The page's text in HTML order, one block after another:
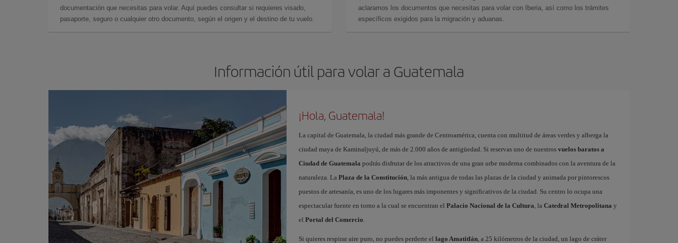
documentación que necesitas para volar. Aquí puedes consultar si requieres visado,
pasaporte, seguro o cualquier otro documento, según el origen y el destino de tu vuelo.
aclaramos los documentos que necesitas para volar con Iberia, así como los trámites
específicos exigidos para la migración y aduanas.
Información útil para volar a Guatemala
¡Hola, Guatemala!
La capital de Guatemala, la ciudad más grande de Centroamérica, cuenta con multitud de áreas verdes y alberga la
ciudad maya de Kaminaljuyú, de más de 2.000 años de antigüedad. Si reservas uno de nuestros vuelos baratos a
Ciudad de Guatemala podrás disfrutar de los atractivos de una gran urbe moderna combinados con la aventura de la
naturaleza. La Plaza de la Constitución, la más antigua de todas las plazas de la ciudad y animada por pintorescos
puestos de artesanía, es uno de los lugares más imponentes y significativos de la ciudad. Su centro lo ocupa una
espectacular fuente en torno a la cual se encuentran el Palacio Nacional de la Cultura , la Catedral Metropolitana y
el Portal del Comercio
Si quieres respirar aire puro, no puedes perderte el lago Amatitlán, a 25 kilómetros de la ciudad, un lago de cráter